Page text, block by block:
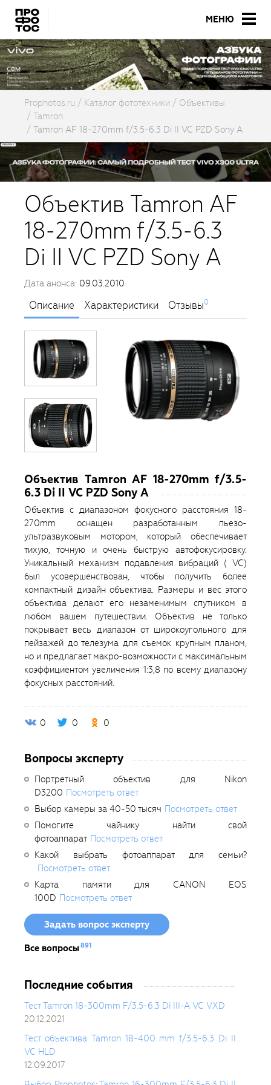
МЕНЮ
Prophotos.ru Каталог фототехники
Объективы
Tamron
Tamron AF 18-270mm f/3.5-6.3 Di II VC PZD Sony A
Объектив Tamron AF
18-270mm f/3.5-6.3
Di II VC PZD Sony A
Дата анонса: 09.03.2010
Описание Характеристики Отзывы0
Объектив Tamron AF 18-270mm f/3.5-
6.3 Di II VC PZD Sony A
Объектив с диапазоном фокусного расстояния 18-
270mm оснащен разработанным пьезо-
ультразвуковым мотором, который обеспечивает
тихую, точную и очень быструю автофокусировку.
Уникальный механизм подавления вибраций ( VC)
был усовершенствован, чтобы получить более
компактный дизайн объектива. Размеры и вес этого
объектива делают его незаменимым спутником в
любом вашем путешествии. Объектив не только
покрывает весь диапазон от широкоугольного для
пейзажей до телезума для съемок крупным планом,
но и предлагает макро-возможности с максимальным
коэффициентом увеличения 1:3,8 по всему диапазону
фокусных расстояний.
0 0 0
Вопросы эксперту
Портретный объектив для Nikon
D3200 Посмотреть ответ
Выбор камеры за 40-50 тысяч Посмотреть ответ
Помогите чайнику найти свой
фотоаппарат Посмотреть ответ
Какой выбрать фотоаппарат для семьи?
Посмотреть ответ
Карта памяти для CANON EOS
100D Посмотреть ответ
Задать вопрос эксперту
Все вопросы891
Последние события
Тест Tamron 18-300mm F/3.5-6.3 Di III-A VC VXD
20.12.2021
Тест объектива Tamron 18-400 mm f/3.5-6.3 Di II
VC HLD
12.09.2017